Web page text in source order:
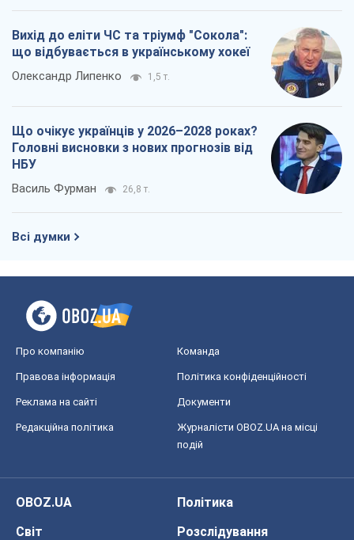
Вихід до еліти ЧС та тріумф "Сокола":
що відбувається в українському хокеї
Олександр Липенко 1,5 т.
Що очікує українців у 2026–2028 роках?
Головні висновки з нових прогнозів від
НБУ
Василь Фурман 26,8 т.
Всі думки
Про компанію Команда
Правова інформація Політика конфіденційності
Реклама на сайті Документи
Редакційна політика
Журналісти OBOZ.UA на місці
подій
OBOZ.UA
Політика
Світ
Розслідування